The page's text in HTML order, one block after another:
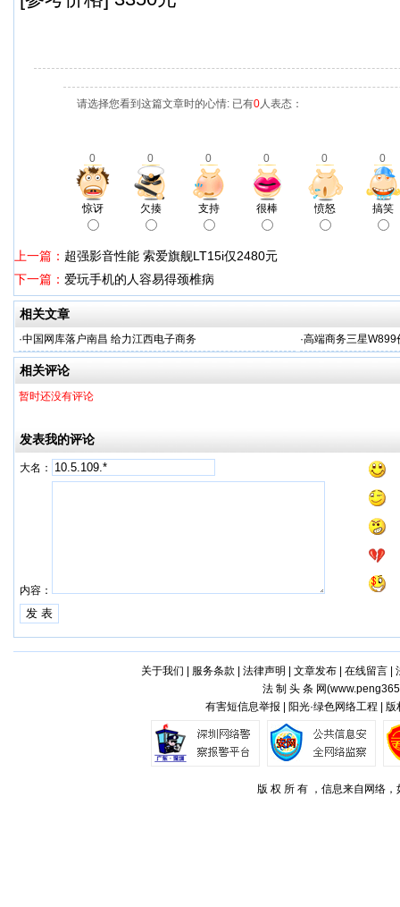
请选择您看到这篇文章时的心情: 已有0人表态：
0 0 0 0 0 0
惊讶 欠揍 支持 很棒 愤怒 搞笑
上一篇： 超强影音性能 索爱旗舰LT15i仅2480元
下一篇： 爱玩手机的人容易得颈椎病
相关文章
·中国网库落户南昌 给力江西电子商务 ·高端商务三星W899
相关评论
暂时还没有评论
发表我的评论
大名：
内容：
关于我们 服务条款 法律声明 文章发布| 在线留言|
法 制 头 条 网(
有害短信息举报 | 阳光·绿色网络工程 |
版 权 所 有 ，信息来自网络